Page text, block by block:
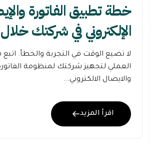
خطة تطبيق الفاتورة
الإلكتروني في شركتك خلال 10 أيام
لا تضيع الوقت في التجربة والخطأ. اتبع
العملي لتجهيز شركتك لمنظومة الفاتورة
والايصال الالكتروني...
اقرأ المزيد